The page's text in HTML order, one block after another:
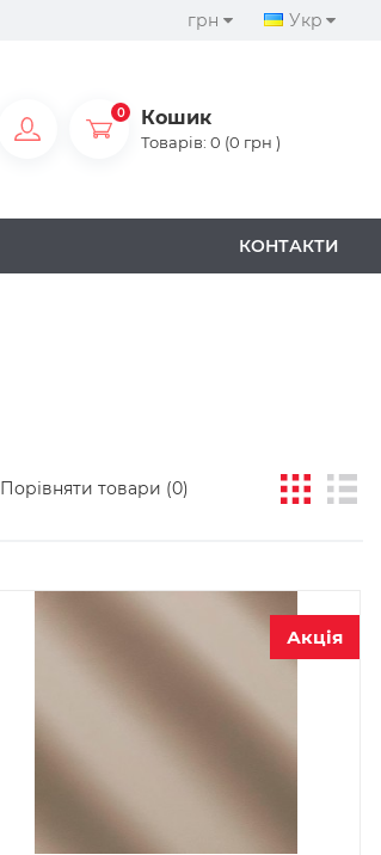
грн Укр
0 Кошик
Товарів: 0 (0 грн )
КОНТАКТИ
Порівняти товари (0)
Акція